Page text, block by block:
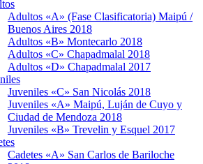
Adultos «A» (Fase Clasificatoria) Maipú /
Buenos Aires 2018
Adultos «B» Montecarlo 2018
Adultos «C» Chapadmalal 2018
Adultos «D» Chapadmalal 2017
Juveniles «C» San Nicolás 2018
Juveniles «A» Maipú, Luján de Cuyo y
Ciudad de Mendoza 2018
Juveniles «B» Trevelin y Esquel 2017
Cadetes «A» San Carlos de Bariloche